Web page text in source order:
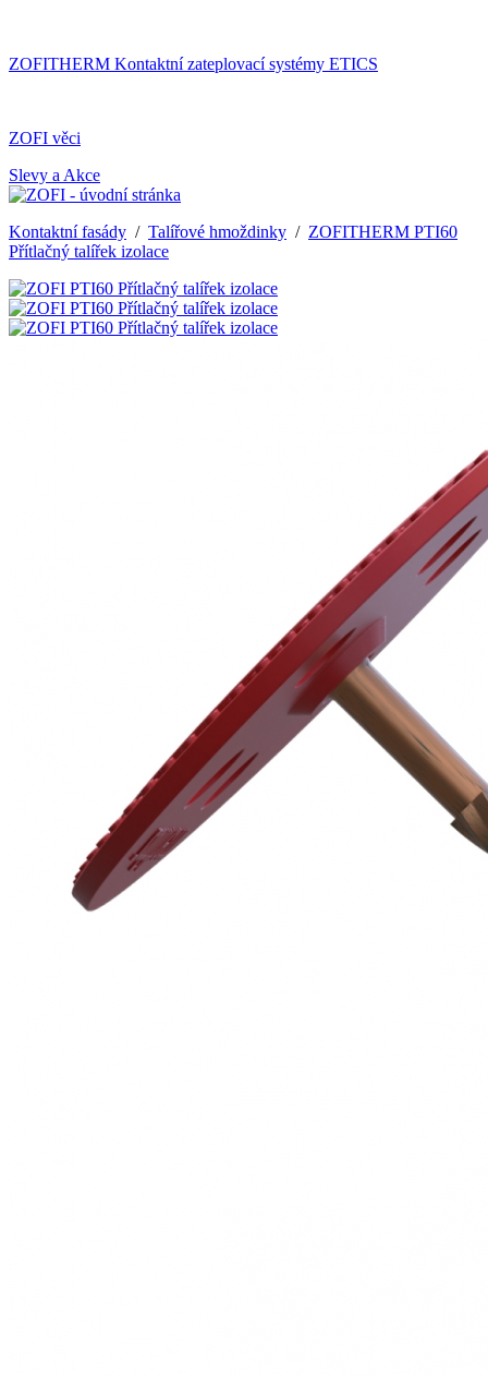
ZOFITHERM Kontaktní zateplovací systémy ETICS
ZOFI věci
Slevy a Akce
Kontaktní fasády / Talířové hmoždinky / ZOFITHERM PTI60
Přítlačný talířek izolace